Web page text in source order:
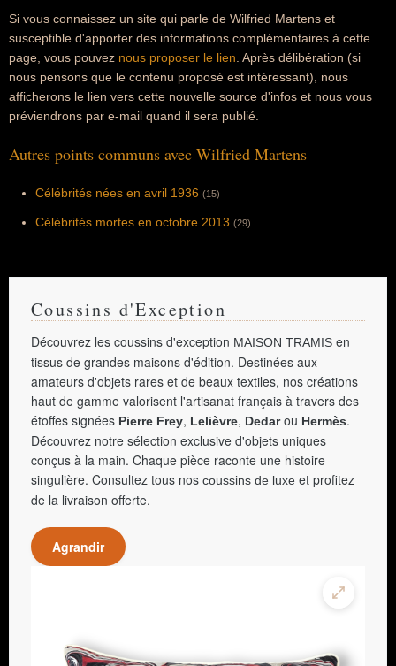
Si vous connaissez un site qui parle de Wilfried Martens et
susceptible d'apporter des informations complémentaires à cette
page, vous pouvez nous proposer le lien . Après délibération (si
nous pensons que le contenu proposé est intéressant), nous
afficherons le lien vers cette nouvelle source d'infos et nous vous
préviendrons par e-mail quand il sera publié.
Autres points communs avec Wilfried Martens
Célébrités nées en avril 1936 (15)
Célébrités mortes en octobre 2013 (29)
Coussins d'Exception
Découvrez les coussins d'exception MAISON TRAMIS en
tissus de grandes maisons d'édition. Destinées aux
amateurs d'objets rares et de beaux textiles, nos créations
haut de gamme valorisent l'artisanat français à travers des
étoffes signées Pierre Frey, Lelièvre, Dedarou Hermès.
Découvrez notre sélection exclusive d'objets uniques
conçus à la main. Chaque pièce raconte une histoire
singulière. Consultez tous nos coussins de luxe et profitez
de la livraison offerte.
Agrandir